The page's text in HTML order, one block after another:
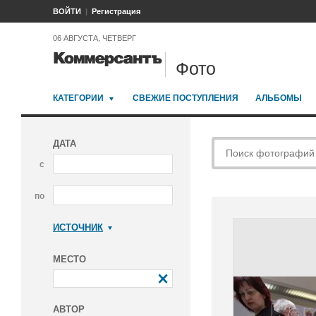
ВОЙТИ Регистрация
06 АВГУСТА, ЧЕТВЕРГ
Фото
КАТЕГОРИИ СВЕЖИЕ ПОСТУПЛЕНИЯ АЛЬБОМЫ
ДАТА
с
по
ИСТОЧНИК
МЕСТО
АВТОР